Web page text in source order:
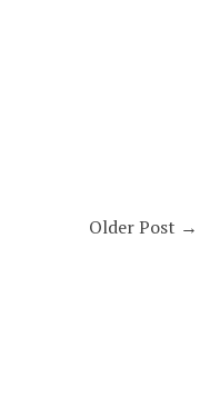
Older Post →